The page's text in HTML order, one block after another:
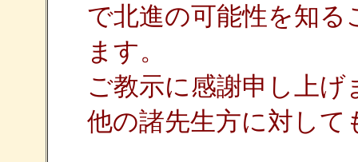
で北進の可能性を知
ます。
ご教示に感謝申し上げ
他の諸先生方に対して